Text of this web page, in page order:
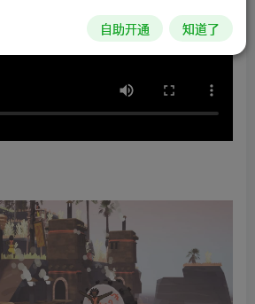
自助开通 知道了